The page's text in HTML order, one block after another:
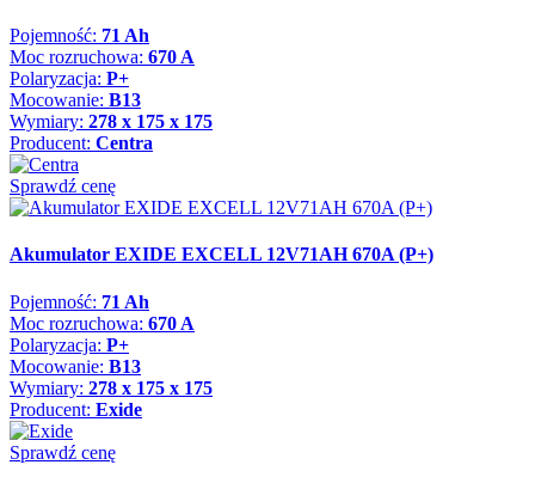
Pojemność: 71 Ah
Moc rozruchowa: 670 A
Polaryzacja: P+
Mocowanie: B13
Wymiary: 278 x 175 x 175
Producent: Centra
Sprawdź cenę
Akumulator EXIDE EXCELL 12V71AH 670A (P+)
Pojemność: 71 Ah
Moc rozruchowa: 670 A
Polaryzacja: P+
Mocowanie: B13
Wymiary: 278 x 175 x 175
Producent: Exide
Sprawdź cenę